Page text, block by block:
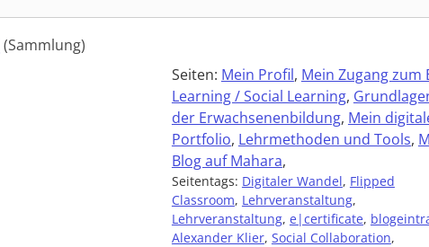
(Sammlung)
Seiten: Mein Profil, Mein Zugang zum
Learning / Social Learning,
der Erwachsenenbildung, Mein
Portfolio, Lehrmethoden und Tools,
Blog auf Mahara,
Seitentags: Digitaler Wandel, Flipped
Classroom, Lehrveranstaltung,
Lehrveranstaltung, e|certificate,
Alexander Klier, Social Collaboration,